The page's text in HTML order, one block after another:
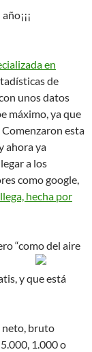
en
de
unos datos
máximo, ya que
Comenzaron esta
ahora ya
a los
como google,
hecha por
“como del aire
y que está
neto, bruto
5.000, 1.000 o